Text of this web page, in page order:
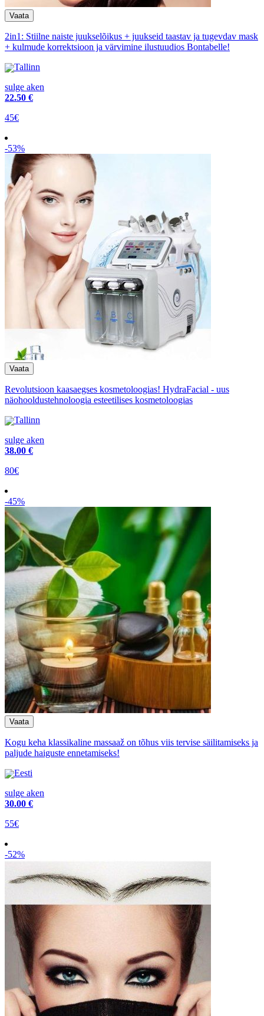
2in1: Stiilne naiste juukselõikus + juukseid taastav ja tugevdav mask
+ kulmude korrektsioon ja värvimine ilustuudios Bontabelle!
Tallinn
sulge aken
22.50 €
45€
-53%
Revolutsioon kaasaegses kosmetoloogias! HydraFacial - uus
näohooldustehnoloogia esteetilises kosmetoloogias
Tallinn
sulge aken
38.00 €
80€
-45%
Kogu keha klassikaline massaaž on tõhus viis tervise säilitamiseks ja
paljude haiguste ennetamiseks!
Eesti
sulge aken
30.00 €
55€
-52%